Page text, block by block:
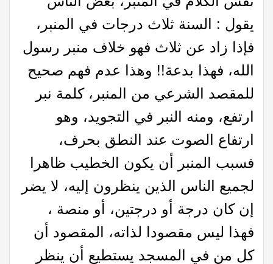
يقول : السنة ثلاث درجات في المنبر،
فإذا زاد عن ثلاث فهو خلاف منبر رسول
الله، فهذا بدعة!! وهذا عدم فهم صحيح
للمقصد الشرعي من المنبر، كلمة نبر
ارتفع، ومنه النبر في التجويد، وهو
ارتفاع الصوت عند النطق بحرف،
فسبب المنبر أن يكون الخطيب ظاهرا
لجميع الناس الذين ينظرون إليه، لا يضر
إن كان درجة أو درجتين، أو منصة ،
فهذا ليس مقصودا لذاته، المقصود أن
كل من في المسجد يستطيع أن ينظر